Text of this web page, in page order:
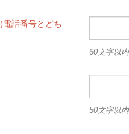
(電話番号とどち
60文字以内
50文字以内